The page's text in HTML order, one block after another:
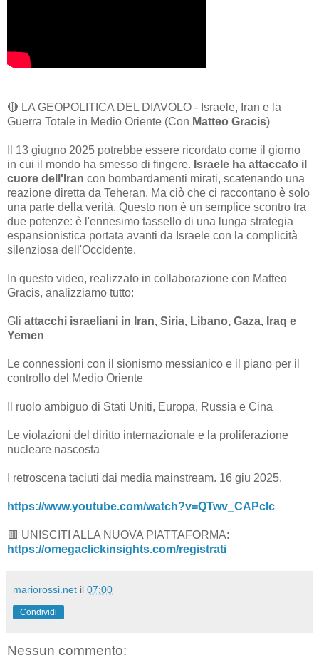
🔴 LA GEOPOLITICA DEL DIAVOLO - Israele, Iran e la
Guerra Totale in Medio Oriente (Con Matteo Gracis)
Il 13 giugno 2025 potrebbe essere ricordato come il giorno
in cui il mondo ha smesso di fingere. Israele ha attaccato il
cuore dell'Iran con bombardamenti mirati, scatenando una
reazione diretta da Teheran. Ma ciò che ci raccontano è solo
una parte della verità. Questo non è un semplice scontro tra
due potenze: è l'ennesimo tassello di una lunga strategia
espansionistica portata avanti da Israele con la complicità
silenziosa dell'Occidente.
In questo video, realizzato in collaborazione con Matteo
Gracis, analizziamo tutto:
Gli attacchi israeliani in Iran, Siria, Libano, Gaza, Iraq e
Yemen
Le connessioni con il sionismo messianico e il piano per il
controllo del Medio Oriente
Il ruolo ambiguo di Stati Uniti, Europa, Russia e Cina
Le violazioni del diritto internazionale e la proliferazione
nucleare nascosta
I retroscena taciuti dai media mainstream. 16 giu 2025.
https://www.youtube.com/watch?v=QTwv_CAPclc
🟥 UNISCITI ALLA NUOVA PIATTAFORMA:
https://omegaclickinsights.com/registrati
mariorossi.net il 07:00
Condividi
Nessun commento: